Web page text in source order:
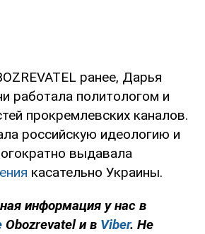
ранее, Дарья
работала политологом и
прокремлевских каналов.
российскую идеологию и
выдавала
касательно Украины.
информация у нас в
Obozrevatel и в Viber. Не